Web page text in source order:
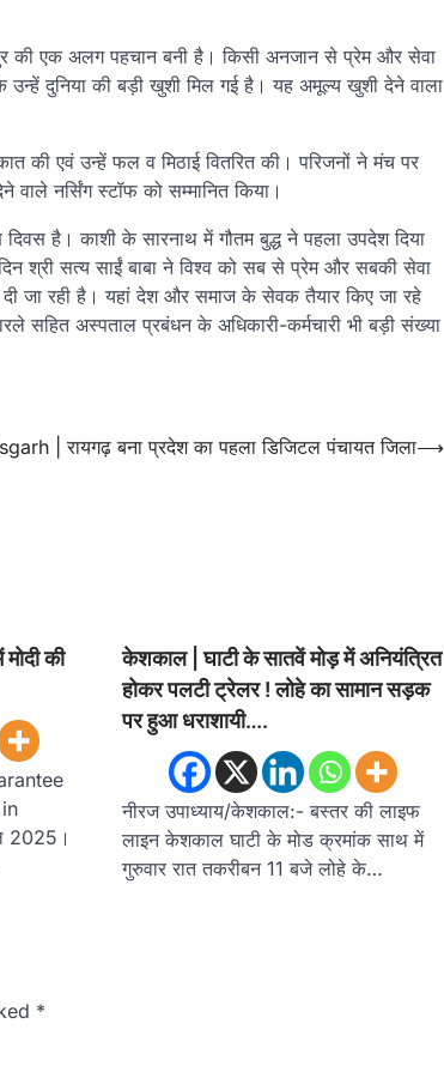
की एक अलग पहचान बनी है। किसी अनजान से प्रेम और सेवा
दुनिया की बड़ी खुशी मिल गई है। यह अमूल्य खुशी देने वाला
की एवं उन्हें फल व मिठाई वितरित की। परिजनों ने मंच पर
नर्सिंग स्टॉफ को सम्मानित किया।
है। काशी के सारनाथ में गौतम बुद्ध ने पहला उपदेश दिया
श्री सत्य साईं बाबा ने विश्व को सब से प्रेम और सबकी सेवा
दी जा रही है। यहां देश और समाज के सेवक तैयार किए जा रहे
सहित अस्पताल प्रबंधन के अधिकारी-कर्मचारी भी बड़ी संख्या
| रायगढ़ बना प्रदेश का पहला डिजिटल पंचायत जिला⟶
की
2025।
केशकाल | घाटी के सातवें मोड़ में अनियंत्रित
होकर पलटी ट्रेलर ! लोहे का सामान सड़क
पर हुआ धराशायी….
नीरज उपाध्याय/केशकाल:- बस्तर की लाइफ
लाइन केशकाल घाटी के मोड क्रमांक साथ में
गुरुवार रात तकरीबन 11 बजे लोहे के…
*